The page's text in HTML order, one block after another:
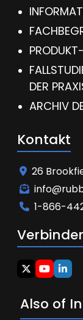
DER
ARCHIV
Kontakt
26
1-866-
Also of